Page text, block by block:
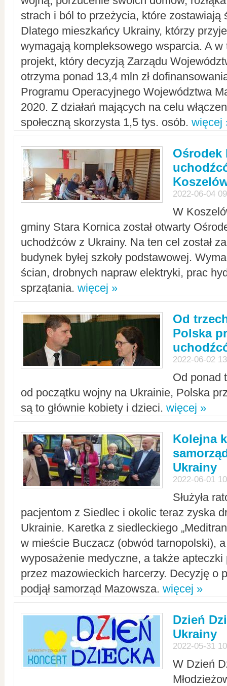
strach i ból to przeżycia, które zostawiają
Dlatego mieszkańcy Ukrainy, którzy
wymagają kompleksowego wsparcia. A w
projekt, który decyzją Zarządu
otrzyma ponad 13,4 mln zł
Programu Operacyjnego Województwa
2020. Z działań mających na celu
społeczną skorzysta 1,5 tys. osób. więcej
Ośrodek
2022-06-04
W
gminy Stara Kornica został otwarty
uchodźców z Ukrainy. Na ten cel został
budynek byłej szkoły podstawowej.
ścian, drobnych napraw elektryki, prac
sprzątania. więcej »
Od
Polska
2022-06-02
Od ponad
od początku wojny na Ukrainie, Polska
są to głównie kobiety i dzieci. więcej »
Kolejna
Ukrainy
2022-06-01
Służyła
pacjentom z Siedlec i okolic teraz zyska
Ukrainie. Karetka z siedleckiego
w mieście Buczacz (obwód tarnopolski),
wyposażenie medyczne, a także apteczki
przez mazowieckich harcerzy. Decyzję o
podjął samorząd Mazowsza. więcej »
Dzień
Ukrainy
2022-05-31
W Dzień